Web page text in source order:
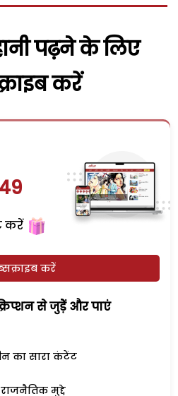
पढ़ने के लिए
करें
करें
करें
से जुड़ेें और पाएं
का सारा कंटेंट
मुद्दे